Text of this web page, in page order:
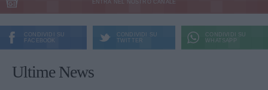
ENTRA NEL NOSTRO CANALE
CONDIVIDI SU
FACEBOOK
CONDIVIDI SU
TWITTER
CONDIVIDI SU
WHATSAPP
Ultime News